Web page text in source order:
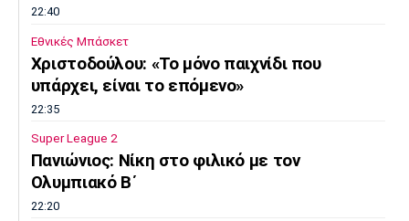
22:40
Εθνικές Μπάσκετ
Χριστοδούλου: «Το μόνο παιχνίδι που
υπάρχει, είναι το επόμενο»
22:35
Super League 2
Πανιώνιος: Νίκη στο φιλικό με τον
Ολυμπιακό Β΄
22:20